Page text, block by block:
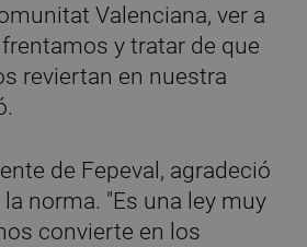
Valenciana, ver a
y tratar de que
reviertan en nuestra
de Fepeval, agradeció
norma. "Es una ley muy
convierte en los